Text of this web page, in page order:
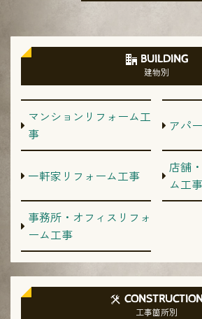
BUILDING
建物別
マンションリフォーム工
事
アパ
一軒家リフォーム工事
店舗
ム工事
事務所・オフィスリフォ
ーム工事
工事箇所別